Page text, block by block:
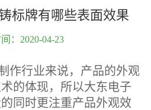
标牌有哪些表面效果
：2020-04-23
行业来说，产品的外观
的体现，所以大东电子
同时更注重产品外观效